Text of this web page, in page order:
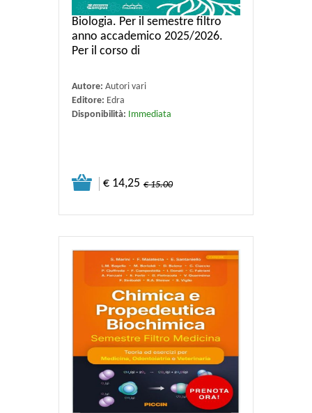
Biologia. Per il semestre filtro
anno accademico 2025/2026.
Per il corso di
Autore: Autori vari
Editore: Edra
Disponibilità: Immediata
€ 14,25 € 15.00